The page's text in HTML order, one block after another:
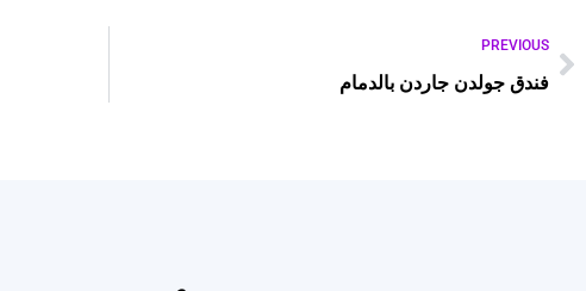
PREVIOUS
فندق جولدن جاردن بالدمام